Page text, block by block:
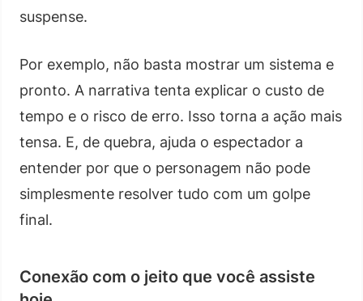
suspense.
Por exemplo, não basta mostrar um sistema e
pronto. A narrativa tenta explicar o custo de
tempo e o risco de erro. Isso torna a ação mais
tensa. E, de quebra, ajuda o espectador a
entender por que o personagem não pode
simplesmente resolver tudo com um golpe
final.
Conexão com o jeito que você assiste